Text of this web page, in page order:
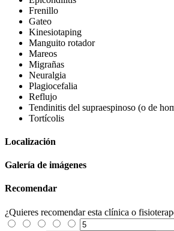
Frenillo
Gateo
Kinesiotaping
Manguito rotador
Mareos
Migrañas
Neuralgia
Plagiocefalia
Reflujo
Tendinitis del supraespinoso (o de
Tortícolis
Localización
Galería de imágenes
Recomendar
¿Quieres recomendar esta clínica o